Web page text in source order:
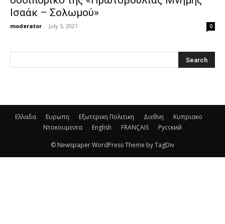
Ισαάκ – Σολωμού»
moderator - July 5, 2021 0
Ελλαδα Ευρωπη Εξωτερικη Πολιτικη Διεθνη
Κυπριακο
Ντοκουμεντα
English FRANÇAIS Русский
© Newspaper WordPress Theme by TagDiv